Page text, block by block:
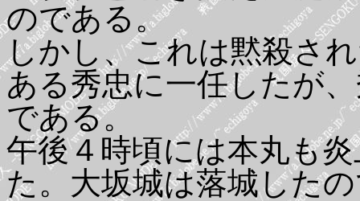
のである。
しかし、これは黙殺さ
ある秀忠に一任したが
である。
午後４時頃には本丸も
た。大坂城は落城した